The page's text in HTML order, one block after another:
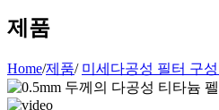
제품
Home/제품/ 미세다공성 필터 구